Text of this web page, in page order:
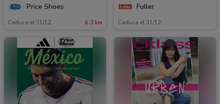
Price Shoes
Caduca el 31/12 6.3 km
Fuller
Caduca el 31/12